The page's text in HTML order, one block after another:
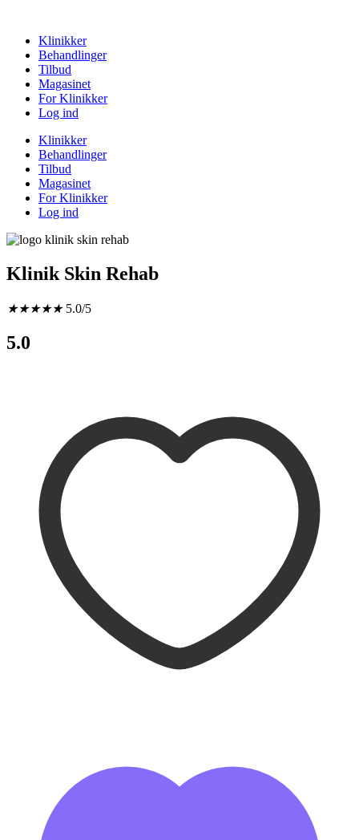
Klinikker
Behandlinger
Tilbud
Magasinet
For Klinikker
Log ind
Klinikker
Behandlinger
Tilbud
Magasinet
For Klinikker
Log ind
Klinik Skin Rehab
★★★★★ 5.0/5
5.0